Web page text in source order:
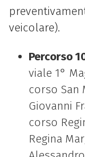
veicolare).
Percorso
viale 1°
corso San
Giovanni
corso
Regina